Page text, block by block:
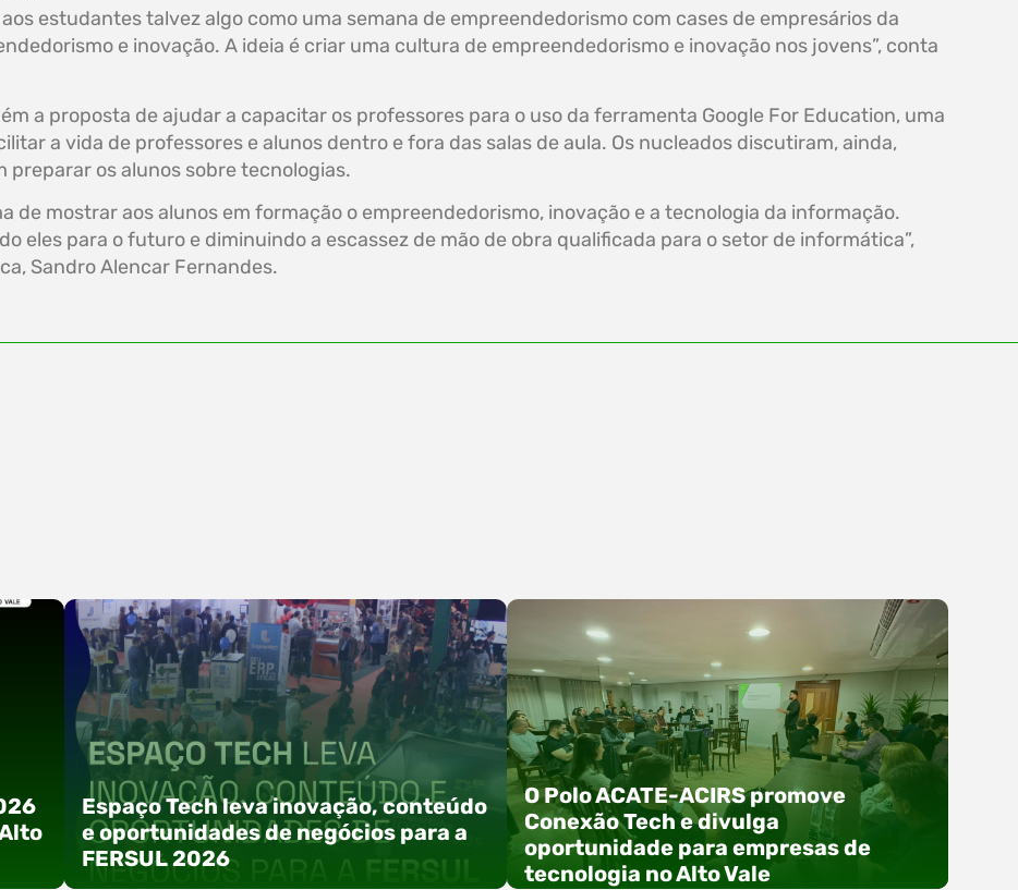
estudantes talvez algo como uma semana de empreendedorismo com cases de empresários da
e inovação. A ideia é criar uma cultura de empreendedorismo e inovação nos jovens”, conta
a proposta de ajudar a capacitar os professores para o uso da ferramenta Google For Education, uma
a vida de professores e alunos dentro e fora das salas de aula. Os nucleados discutiram, ainda,
preparar os alunos sobre tecnologias.
de mostrar aos alunos em formação o empreendedorismo, inovação e a tecnologia da informação.
eles para o futuro e diminuindo a escassez de mão de obra qualificada para o setor de informática”,
Sandro Alencar Fernandes.
Espaço Tech leva inovação, conteúdo
e oportunidades de negócios para a
FERSUL 2026
O Polo ACATE-ACIRS promove
Conexão Tech e divulga
oportunidade para empresas de
tecnologia no Alto Vale